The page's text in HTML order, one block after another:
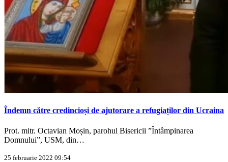
Îndemn către credincioși de ajutorare a refugiaților din Ucraina
Prot. mitr. Octavian Moșin, parohul Bisericii ”Întâmpinarea
Domnului”, USM, din…
25 februarie 2022 09:54